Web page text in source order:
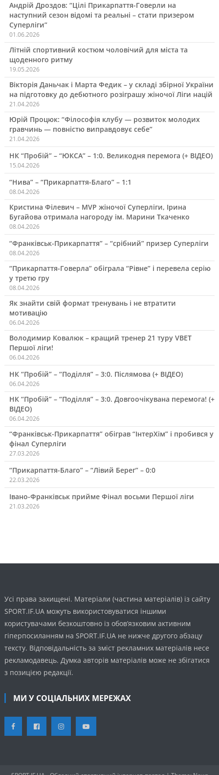
Андрій Дроздов: “Цілі Прикарпаття-Говерли на
наступний сезон відомі та реальні – стати призером
Суперліги”
01.06.2026
Літній спортивний костюм чоловічий для міста та
щоденного ритму
19.05.2026
Вікторія Даньчак і Марта Федик – у складі збірної України
на підготовку до дебютного розіграшу жіночої Ліги націй
21.04.2026
Юрій Процюк: “Філософія клубу — розвиток молодих
гравчинь — повністю виправдовує себе”
21.04.2026
НК “Пробій” – “ЮКСА” – 1:0. Великодня перемога (+ ВІДЕО)
15.04.2026
“Нива” – “Прикарпаття-Благо” – 1:1
08.04.2026
Кристина Філевич – MVP жіночої Суперліги, Ірина
Бугайова отримала нагороду ім. Марини Ткаченко
08.04.2026
“Франківськ-Прикарпаття” – “срібний” призер Суперліги
08.04.2026
“Прикарпаття-Говерла” обіграла “Рівне” і перевела серію
у третю гру
08.04.2026
Як знайти свій формат тренувань і не втратити
мотивацію
06.04.2026
Володимир Ковалюк – кращий тренер 21 туру VBET
Першої ліги!
06.04.2026
НК “Пробій” – “Поділля” – 3:0. Післямова (+ ВІДЕО)
06.04.2026
НК “Пробій” – “Поділля” – 3:0. Довгоочікувана перемога! (+
ВІДЕО)
06.04.2026
“Франківськ-Прикарпаття” обіграв “ІнтерХім” і пробився у
фінал Суперліги
27.03.2026
“Прикарпаття-Благо” – “Лівий Берег” – 0:0
22.03.2026
Івано-Франківськ прийме Фінал восьми Першої ліги
21.03.2026
Усі права захищені. Матеріали (частина матеріалів) із сайту
SPORT.IF.UA можуть використовуватися іншими
користувачами безкоштовно із обов’язковим активним
гіперпосиланням на SPORT.IF.UA не нижче другого абзацу
тексту. Відповідальність за зміст рекламних матеріалів несе
рекламодавець. Думка авторів матеріалів може не збігатися
з позицією редакції.
МИ У СОЦІАЛЬНИХ МЕРЕЖАХ